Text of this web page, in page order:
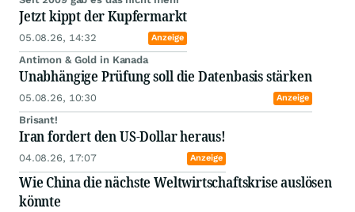
Jetzt kippt der Kupfermarkt
05.08.26, 14:32 Anzeige
Antimon & Gold in Kanada
Unabhängige Prüfung soll die Datenbasis stärken
05.08.26, 10:30 Anzeige
Brisant!
Iran fordert den US-Dollar heraus!
04.08.26, 17:07 Anzeige
Wie China die nächste Weltwirtschaftskrise auslösen
könnte